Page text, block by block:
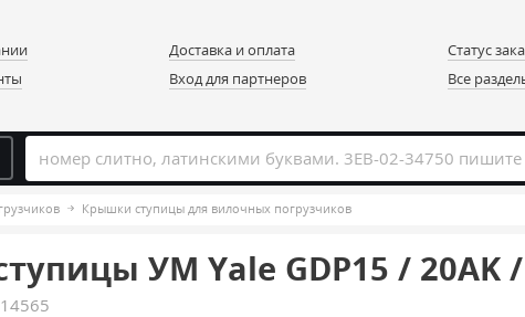
Доставка и оплата
Вход для партнеров
Статус
Все
Крышки ступицы для вилочных погрузчиков
УМ Yale GDP15 / 20AK /